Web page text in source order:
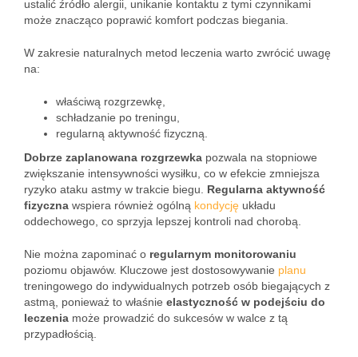
ustalić źródło alergii, unikanie kontaktu z tymi czynnikami
może znacząco poprawić komfort podczas biegania.
W zakresie naturalnych metod leczenia warto zwrócić uwagę
na:
właściwą rozgrzewkę,
schładzanie po treningu,
regularną aktywność fizyczną.
Dobrze zaplanowana rozgrzewka pozwala na stopniowe
zwiększanie intensywności wysiłku, co w efekcie zmniejsza
ryzyko ataku astmy w trakcie biegu. Regularna aktywność
fizyczna wspiera również ogólną kondycję układu
oddechowego, co sprzyja lepszej kontroli nad chorobą.
Nie można zapominać o regularnym monitorowaniu
poziomu objawów. Kluczowe jest dostosowywanie planu
treningowego do indywidualnych potrzeb osób biegających z
astmą, ponieważ to właśnie elastyczność w podejściu do
leczenia może prowadzić do sukcesów w walce z tą
przypadłością.